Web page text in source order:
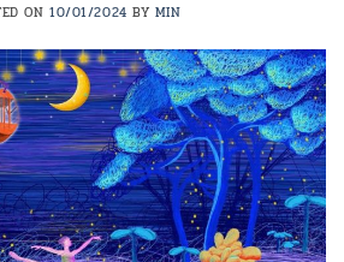
ON10/01/2024 BY MIN